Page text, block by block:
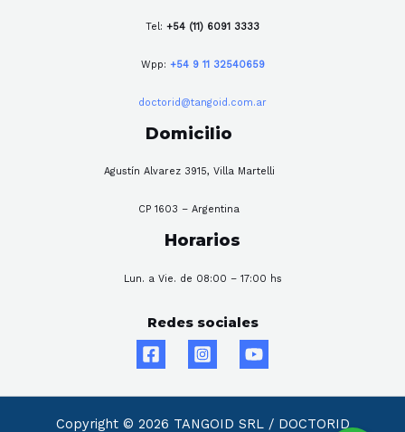
Tel: +54 (11) 6091 3333
Wpp: +54 9 11 32540659
doctorid@tangoid.com.ar
Domicilio
Agustín Alvarez 3915, Villa Martelli
CP 1603 – Argentina
Horarios
Lun. a Vie. de 08:00 – 17:00 hs
Redes sociales
Copyright © 2026 TANGOID SRL / DOCTORID